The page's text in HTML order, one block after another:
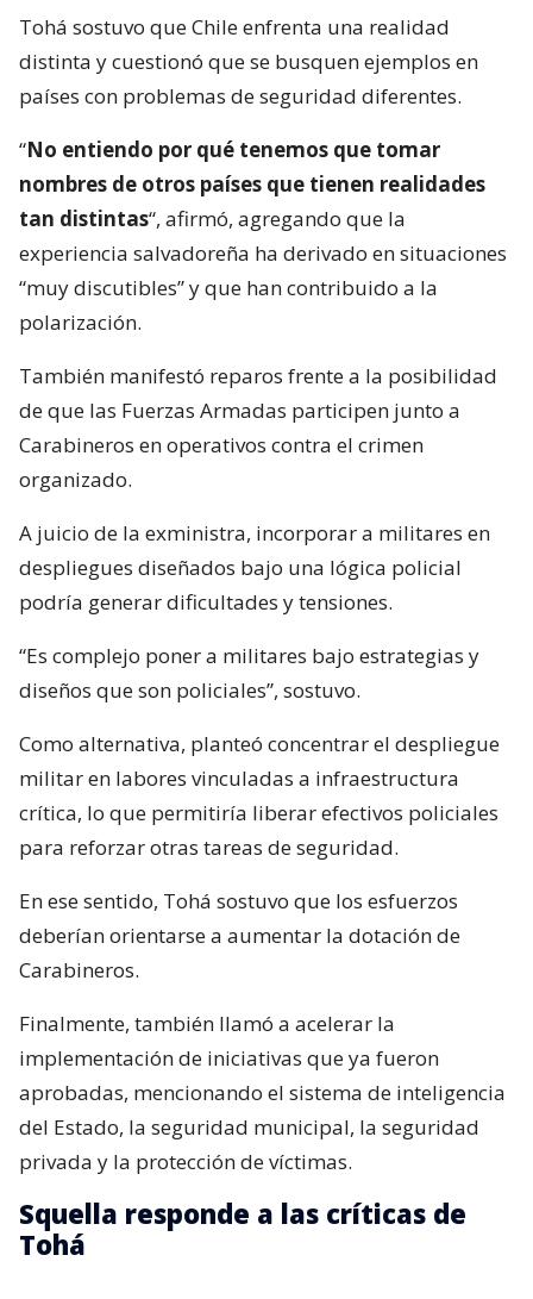
Tohá sostuvo que Chile enfrenta una realidad
distinta y cuestionó que se busquen ejemplos en
países con problemas de seguridad diferentes.
“No entiendo por qué tenemos que tomar
nombres de otros países que tienen realidades
tan distintas“, afirmó, agregando que la
experiencia salvadoreña ha derivado en situaciones
“muy discutibles” y que han contribuido a la
polarización.
También manifestó reparos frente a la posibilidad
de que las Fuerzas Armadas participen junto a
Carabineros en operativos contra el crimen
organizado.
A juicio de la exministra, incorporar a militares en
despliegues diseñados bajo una lógica policial
podría generar dificultades y tensiones.
“Es complejo poner a militares bajo estrategias y
diseños que son policiales”, sostuvo.
Como alternativa, planteó concentrar el despliegue
militar en labores vinculadas a infraestructura
crítica, lo que permitiría liberar efectivos policiales
para reforzar otras tareas de seguridad.
En ese sentido, Tohá sostuvo que los esfuerzos
deberían orientarse a aumentar la dotación de
Carabineros.
Finalmente, también llamó a acelerar la
implementación de iniciativas que ya fueron
aprobadas, mencionando el sistema de inteligencia
del Estado, la seguridad municipal, la seguridad
privada y la protección de víctimas.
Squella responde a las críticas de
Tohá